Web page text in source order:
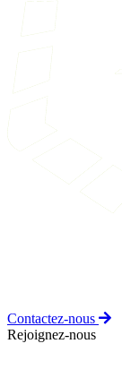
Contactez-nous
Rejoignez-nous